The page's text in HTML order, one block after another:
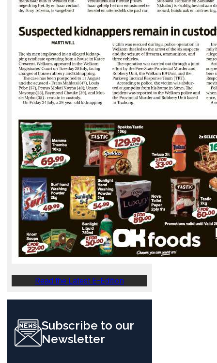
Read the Latest E-Edition
Subscribe to our
Newsletter